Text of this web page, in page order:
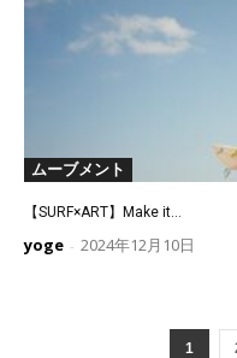
ムーブメント
【SURF×ART】Make it...
yoge - 2024年12月10日
1